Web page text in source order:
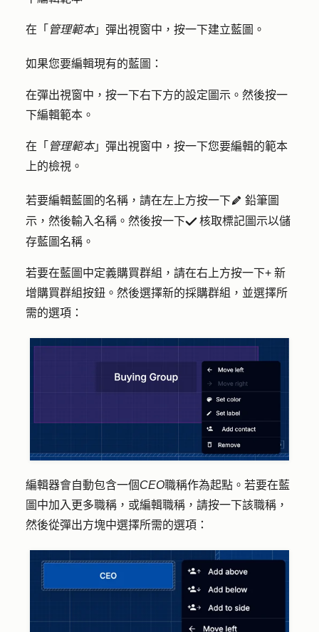
在「 管理範本」彈出視窗中，按一下建立藍圖 。
如果您要編輯現有的藍圖：
在彈出視窗中，按一下右下方的設定 圖示。然後按一
下編輯範本 。
在「 管理範本」彈出視窗中，按一下您要編輯的範本
上的檢視 。
若要編輯藍圖的名稱，請在左上方按一下editIcon 鉛筆圖
示，然後輸入名稱 。然後按一下successIcon 核取標記圖示以儲
存藍圖名稱。
若要在藍圖中定義購買群組，請在右上方按一下+ 新
增購買群組按鈕。然後選擇新的採購群組 ，並選擇所
需的選項：
編輯器會自動包含一個CEO職稱作為起點。若要在藍
圖中加入更多職稱，或編輯職稱，請按一下該職稱 ，
然後從彈出方塊中選擇所需的選項 ：